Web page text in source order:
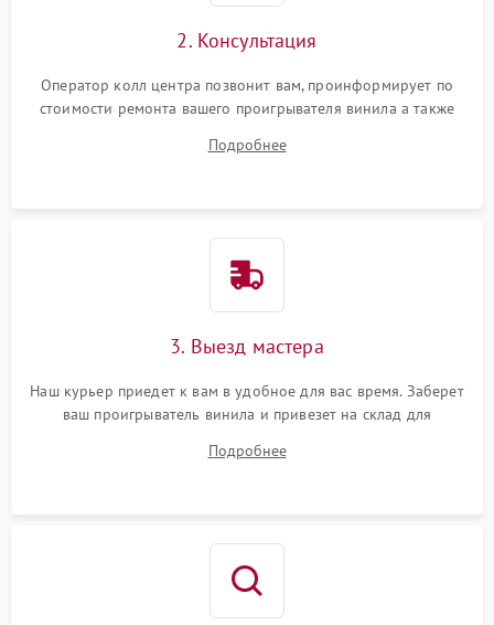
2. Консультация
Оператор колл центра позвонит вам, проинформирует по
стоимости ремонта вашего проигрывателя винила а также
Подробнее
3. Выезд мастера
Наш курьер приедет к вам в удобное для вас время. Заберет
ваш проигрыватель винила и привезет на склад для
Подробнее